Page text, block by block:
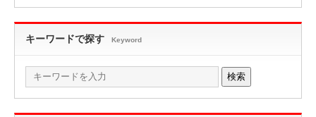
キーワードで探す Keyword
検索